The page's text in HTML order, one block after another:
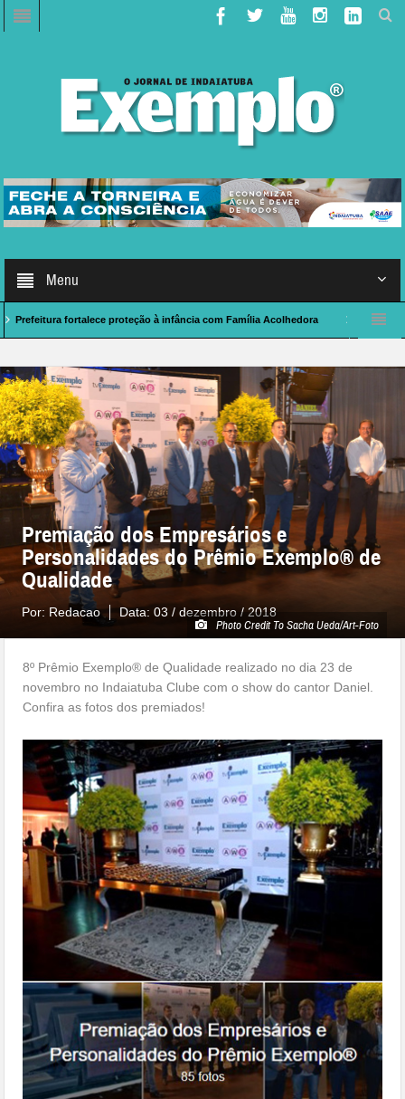
Menu
fortalece proteção à infância com Família Acolhedora Caso de Polícia:
Photo Credit To Sacha Ueda/Art-Foto
Premiação dos Empresários e
Personalidades do Prêmio Exemplo® de
Qualidade
Por: Redacao Data:03 / dezembro / 2018
8º Prêmio Exemplo® de Qualidade realizado no dia 23 de
novembro no Indaiatuba Clube com o show do cantor Daniel.
Confira as fotos dos premiados!